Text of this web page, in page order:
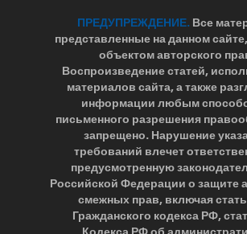
ПРЕДУПРЕЖДЕНИЕ. Все
представленные на данном
объектом авторского
Воспроизведение статей,
материалов сайта, а также
информации любым
письменного разрешения
запрещено. Нарушение
требований влечет
предусмотренную
Российской Федерации о защите
смежных прав, включая
Гражданского кодекса РФ,